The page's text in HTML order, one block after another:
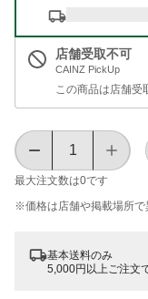
店舗受取不可
CAINZ PickUp
この商品は店舗受
最大注文数は0です
※価格は​店舗や​掲載場所で​
基本送料のみ
5,000円以上ご注文